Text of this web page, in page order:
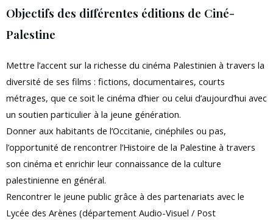
Objectifs des différentes éditions de Ciné-
Palestine
Mettre l’accent sur la richesse du cinéma Palestinien à travers la
diversité de ses films : fictions, documentaires, courts
métrages, que ce soit le cinéma d’hier ou celui d’aujourd’hui avec
un soutien particulier à la jeune génération.
Donner aux habitants de l’Occitanie, cinéphiles ou pas,
l’opportunité de rencontrer l’Histoire de la Palestine à travers
son cinéma et enrichir leur connaissance de la culture
palestinienne en général.
Rencontrer le jeune public grâce à des partenariats avec le
Lycée des Arènes (département Audio-Visuel / Post